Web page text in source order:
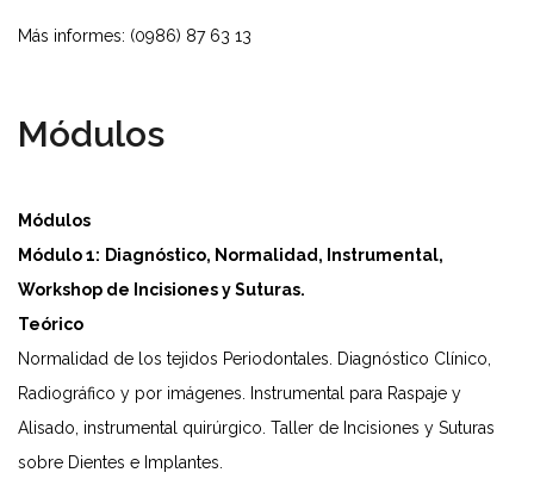
Más informes: (0986) 87 63 13
Módulos
Módulos
Módulo 1: Diagnóstico, Normalidad, Instrumental,
Workshop de Incisiones y Suturas.
Teórico
Normalidad de los tejidos Periodontales. Diagnóstico Clínico,
Radiográfico y por imágenes. Instrumental para Raspaje y
Alisado, instrumental quirúrgico. Taller de Incisiones y Suturas
sobre Dientes e Implantes.